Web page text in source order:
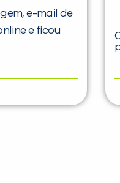
e-mail de
e ficou